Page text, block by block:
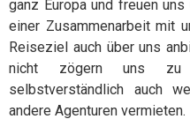
ganz Europa und freuen
einer Zusammenarbeit mit
Reiseziel auch über uns
nicht zögern uns zu
selbstverständlich auch
andere Agenturen vermieten.